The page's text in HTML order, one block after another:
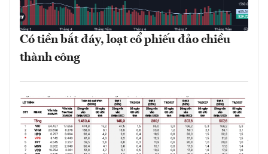
Có tiền bắt đáy, loạt cổ phiếu đảo chiều
thành công